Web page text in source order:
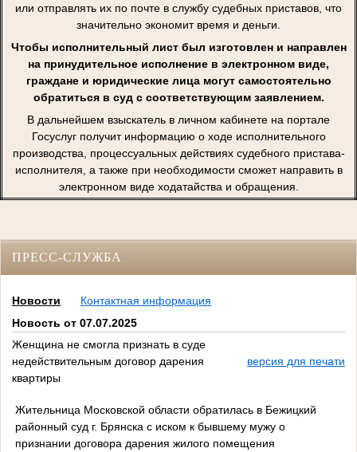
или отправлять их по почте в службу судебных приставов, что
значительно экономит время и деньги.
Чтобы исполнительный лист был изготовлен и направлен
на принудительное исполнение в электронном виде,
граждане и юридические лица могут самостоятельно
обратиться в суд с соответствующим заявлением.
В дальнейшем взыскатель в личном кабинете на портале
Госуслуг получит информацию о ходе исполнительного
производства, процессуальных действиях судебного пристава-
исполнителя, а также при необходимости сможет направить в
электронном виде ходатайства и обращения.
ПРЕСС-СЛУЖБА
Новости
Контактная информация
Новость от 07.07.2025
Женщина не смогла признать в суде
недействительным договор дарения
квартиры
версия для печати
Жительница Московской области обратилась в Бежицкий
районный суд г. Брянска с иском к бывшему мужу о
признании договора дарения жилого помещения